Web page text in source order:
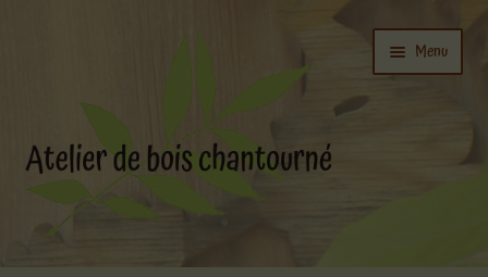
navigation
Menu
Ouvrir